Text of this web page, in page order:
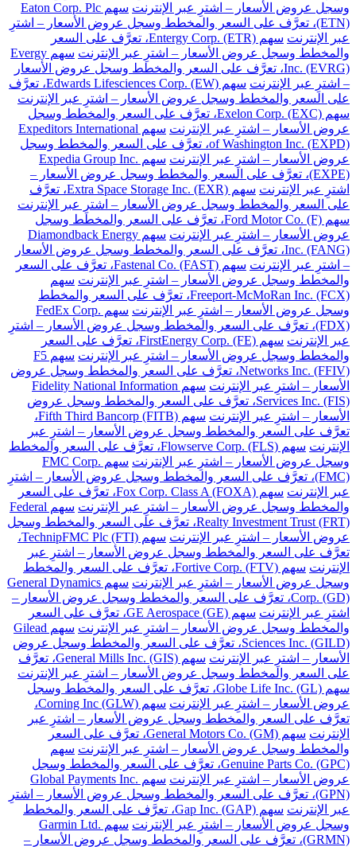
وسجل عروض الأسعار – اشترِ عبر الإنترنت
سهم Eaton Corp. Plc
(ETN)، تعرَّف على السعر والمخطط وسجل عروض الأسعار – اشترِ
عبر الإنترنت
سهم Entergy Corp. (ETR)، تعرَّف على السعر
والمخطط وسجل عروض الأسعار – اشترِ عبر الإنترنت
سهم Evergy
Inc. (EVRG)، تعرَّف على السعر والمخطط وسجل عروض الأسعار
– اشترِ عبر الإنترنت
سهم Edwards Lifesciences Corp. (EW)، تعرَّف
على السعر والمخطط وسجل عروض الأسعار – اشترِ عبر الإنترنت
سهم Exelon Corp. (EXC)، تعرَّف على السعر والمخطط وسجل
عروض الأسعار – اشترِ عبر الإنترنت
سهم Expeditors International
of Washington Inc. (EXPD)، تعرَّف على السعر والمخطط وسجل
عروض الأسعار – اشترِ عبر الإنترنت
سهم Expedia Group Inc.
(EXPE)، تعرَّف على السعر والمخطط وسجل عروض الأسعار –
اشترِ عبر الإنترنت
سهم Extra Space Storage Inc. (EXR)، تعرَّف
على السعر والمخطط وسجل عروض الأسعار – اشترِ عبر الإنترنت
سهم Ford Motor Co. (F)، تعرَّف على السعر والمخطط وسجل
عروض الأسعار – اشترِ عبر الإنترنت
سهم Diamondback Energy
Inc. (FANG)، تعرَّف على السعر والمخطط وسجل عروض الأسعار
– اشترِ عبر الإنترنت
سهم Fastenal Co. (FAST)، تعرَّف على السعر
والمخطط وسجل عروض الأسعار – اشترِ عبر الإنترنت سهم
Freeport-McMoRan Inc. (FCX)، تعرَّف على السعر والمخطط
وسجل عروض الأسعار – اشترِ عبر الإنترنت
سهم FedEx Corp.
(FDX)، تعرَّف على السعر والمخطط وسجل عروض الأسعار – اشترِ
عبر الإنترنت
سهم FirstEnergy Corp. (FE)، تعرَّف على السعر
والمخطط وسجل عروض الأسعار – اشترِ عبر الإنترنت
سهم F5
Networks Inc. (FFIV)، تعرَّف على السعر والمخطط وسجل عروض
الأسعار – اشترِ عبر الإنترنت
سهم Fidelity National Information
Services Inc. (FIS)، تعرَّف على السعر والمخطط وسجل عروض
الأسعار – اشترِ عبر الإنترنت
سهم Fifth Third Bancorp (FITB)،
تعرَّف على السعر والمخطط وسجل عروض الأسعار – اشترِ عبر
الإنترنت
سهم Flowserve Corp. (FLS)، تعرَّف على السعر والمخطط
وسجل عروض الأسعار – اشترِ عبر الإنترنت
سهم FMC Corp.
(FMC)، تعرَّف على السعر والمخطط وسجل عروض الأسعار – اشترِ
عبر الإنترنت
سهم Fox Corp. Class A (FOXA)، تعرَّف على السعر
والمخطط وسجل عروض الأسعار – اشترِ عبر الإنترنت
سهم Federal
Realty Investment Trust (FRT)، تعرَّف على السعر والمخطط وسجل
عروض الأسعار – اشترِ عبر الإنترنت
سهم TechnipFMC Plc (FTI)،
تعرَّف على السعر والمخطط وسجل عروض الأسعار – اشترِ عبر
الإنترنت
سهم Fortive Corp. (FTV)، تعرَّف على السعر والمخطط
وسجل عروض الأسعار – اشترِ عبر الإنترنت
سهم General Dynamics
Corp. (GD)، تعرَّف على السعر والمخطط وسجل عروض الأسعار –
اشترِ عبر الإنترنت
سهم GE Aerospace (GE)، تعرَّف على السعر
والمخطط وسجل عروض الأسعار – اشترِ عبر الإنترنت
سهم Gilead
Sciences Inc. (GILD)، تعرَّف على السعر والمخطط وسجل عروض
الأسعار – اشترِ عبر الإنترنت
سهم General Mills Inc. (GIS)، تعرَّف
على السعر والمخطط وسجل عروض الأسعار – اشترِ عبر الإنترنت
سهم Globe Life Inc. (GL)، تعرَّف على السعر والمخطط وسجل
عروض الأسعار – اشترِ عبر الإنترنت
سهم Corning Inc (GLW)،
تعرَّف على السعر والمخطط وسجل عروض الأسعار – اشترِ عبر
الإنترنت
سهم General Motors Co. (GM)، تعرَّف على السعر
والمخطط وسجل عروض الأسعار – اشترِ عبر الإنترنت سهم
Genuine Parts Co. (GPC)، تعرَّف على السعر والمخطط وسجل
عروض الأسعار – اشترِ عبر الإنترنت
سهم Global Payments Inc.
(GPN)، تعرَّف على السعر والمخطط وسجل عروض الأسعار – اشترِ
عبر الإنترنت
سهم Gap Inc. (GAP)، تعرَّف على السعر والمخطط
وسجل عروض الأسعار – اشترِ عبر الإنترنت
سهم Garmin Ltd.
(GRMN)، تعرَّف على السعر والمخطط وسجل عروض الأسعار –